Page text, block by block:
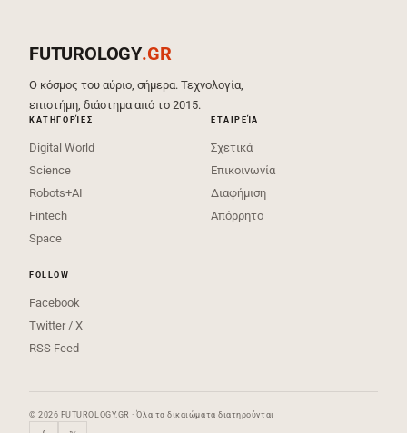
FUTUROLOGY.GR
Ο κόσμος του αύριο, σήμερα. Τεχνολογία,
επιστήμη, διάστημα από το 2015.
ΚΑΤΗΓΟΡΊΕΣ
Digital World
Science
Robots+AI
Fintech
Space
ΕΤΑΙΡΕΊΑ
Σχετικά
Επικοινωνία
Διαφήμιση
Απόρρητο
FOLLOW
Facebook
Twitter / X
RSS Feed
© 2026 FUTUROLOGY.GR · Όλα τα δικαιώματα διατηρούνται